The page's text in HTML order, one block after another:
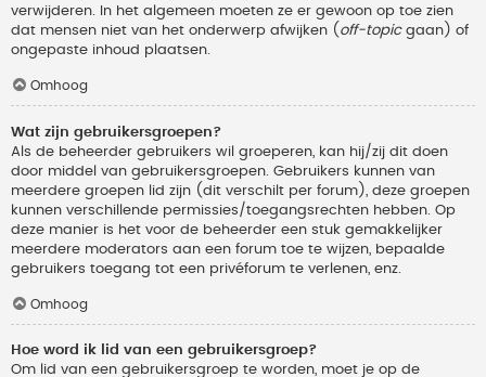
verwijderen. In het algemeen moeten ze er gewoon op toe zien
dat mensen niet van het onderwerp afwijken ( off-topicgaan) of
ongepaste inhoud plaatsen.
Omhoog
Wat zijn gebruikersgroepen?
Als de beheerder gebruikers wil groeperen, kan hij/zij dit doen
door middel van gebruikersgroepen. Gebruikers kunnen van
meerdere groepen lid zijn (dit verschilt per forum), deze groepen
kunnen verschillende permissies/toegangsrechten hebben. Op
deze manier is het voor de beheerder een stuk gemakkelijker
meerdere moderators aan een forum toe te wijzen, bepaalde
gebruikers toegang tot een privéforum te verlenen, enz.
Omhoog
Hoe word ik lid van een gebruikersgroep?
Om lid van een gebruikersgroep te worden, moet je op de